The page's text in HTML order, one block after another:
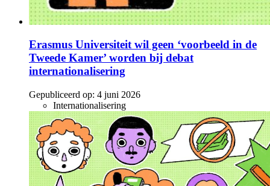
Erasmus Universiteit wil geen ‘voorbeeld in de
Tweede Kamer’ worden bij debat
internationalisering
Gepubliceerd op: 4 juni 2026
Internationalisering